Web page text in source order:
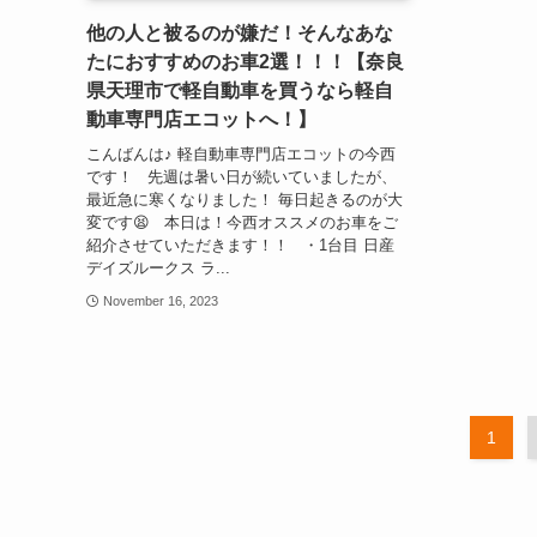
他の人と被るのが嫌だ！そんなあな
たにおすすめのお車2選！！！【奈良
県天理市で軽自動車を買うなら軽自
動車専門店エコットへ！】
こんばんは♪ 軽自動車専門店エコットの今西
です！ 先週は暑い日が続いていましたが、
最近急に寒くなりました！ 毎日起きるのが大
変です😫 本日は！今西オススメのお車をご
紹介させていただきます！！ ・1台目 日産
デイズルークス ラ...
November 16, 2023
1